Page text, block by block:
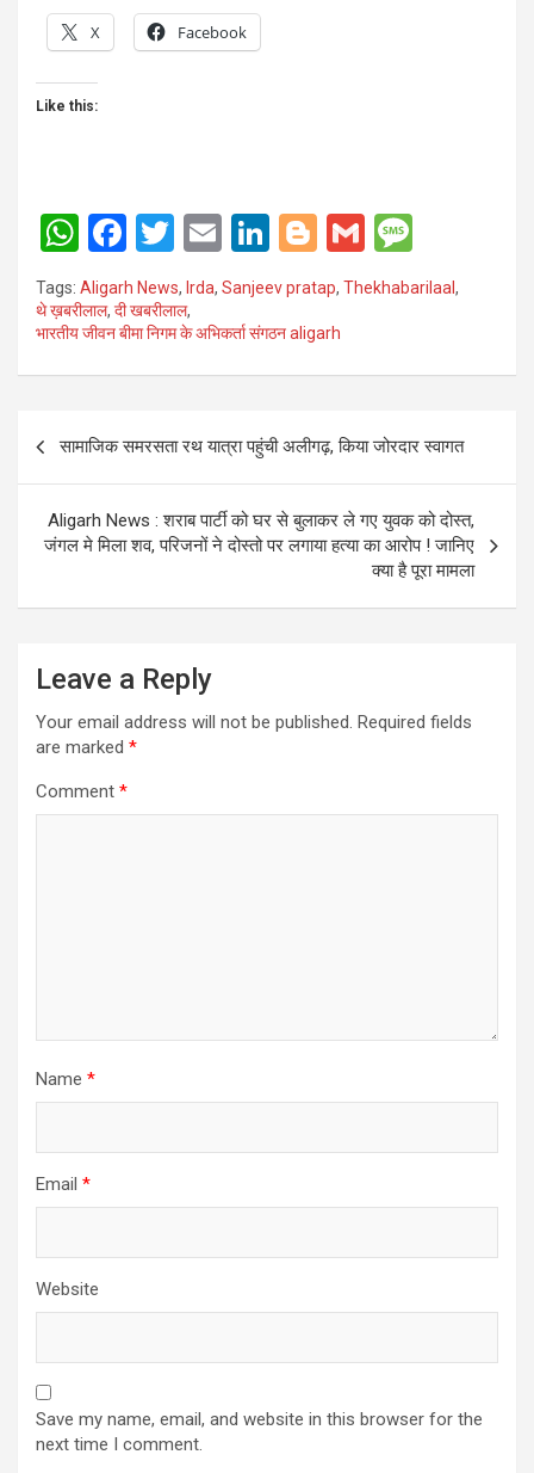
X Facebook
Like this:
W
h
at
s
A
p
F
a
ce
b
o
k
T
wi
tt
er
E
m
ail
Li
ke
dI
n
Bl
g
g
er
G
m
ail
es
s
g
Tags: Aligarh News, Irda, Sanjeev pratap, Thekhabarilaal ,
थे ख़बरीलाल, दी खबरीलाल,
भारतीय जीवन बीमा निगम के अभिकर्ता संगठन aligarh
सामाजिक समरसता रथ यात्रा पहुंची अलीगढ़, किया जोरदार स्वागत
Aligarh News : शराब पार्टी को घर से बुलाकर ले गए युवक को दोस्त,
जंगल मे मिला शव, परिजनों ने दोस्तो पर लगाया हत्या का आरोप ! जानिए
क्या है पूरा मामला
Leave a Reply
Your email address will not be published. Required fields
are marked *
Comment *
Name *
Email *
Website
Save my name, email, and website in this browser for the
next time I comment.